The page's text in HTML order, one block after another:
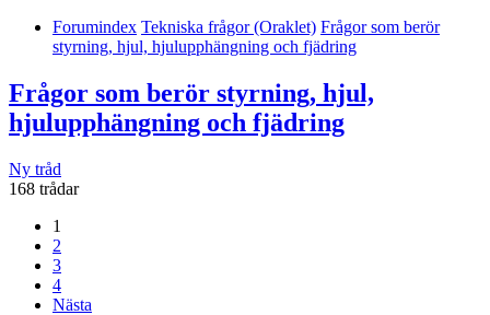
Forumindex Tekniska frågor (Oraklet) Frågor som berör
styrning, hjul, hjulupphängning och fjädring
Frågor som berör styrning, hjul,
hjulupphängning och fjädring
Ny tråd
168 trådar
1
2
3
4
Nästa